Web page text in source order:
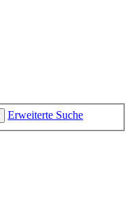
Erweiterte Suche